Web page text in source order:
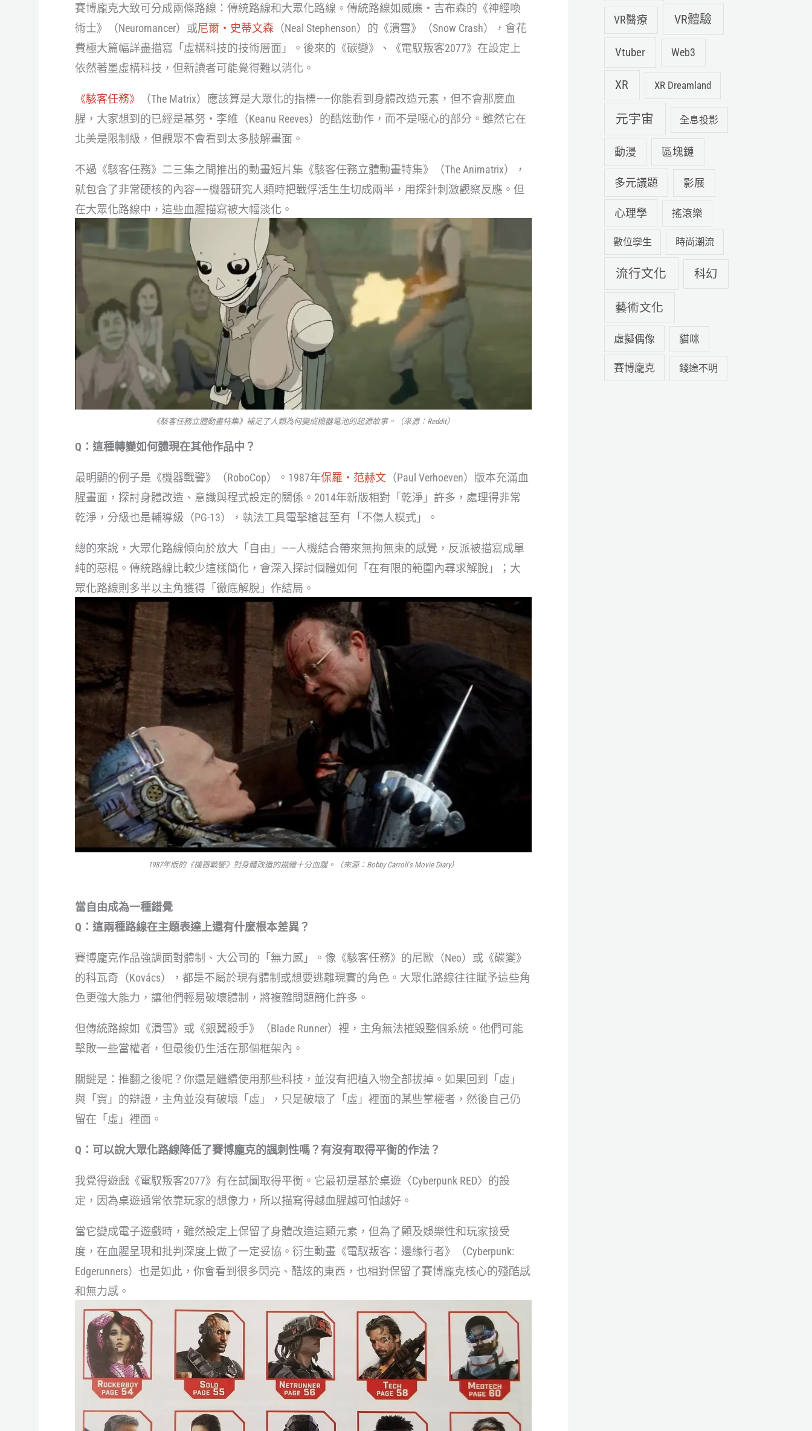
賽博龐克大致可分成兩條路線：傳統路線和大眾化路線。傳統路線如威廉・吉布森的《神經喚
術士》（Neuromancer）或尼爾・史蒂文森 （Neal Stephenson）的《潰雪》（Snow Crash），會花
費極大篇幅詳盡描寫「虛構科技的技術層面」。後來的《碳變》、《電馭叛客2077》在設定上
依然著墨虛構科技，但新讀者可能覺得難以消化。
《駭客任務》
（The Matrix）應該算是大眾化的指標——你能看到身體改造元素，但不會那麼血
腥，大家想到的已經是基努・李維（Keanu Reeves）的酷炫動作，而不是噁心的部分。雖然它在
北美是限制級，但觀眾不會看到太多肢解畫面。
不過《駭客任務》二三集之間推出的動畫短片集《駭客任務立體動畫特集》（The Animatrix），
就包含了非常硬核的內容——機器研究人類時把戰俘活生生切成兩半，用探針刺激觀察反應。但
在大眾化路線中，這些血腥描寫被大幅淡化。
《駭客任務立體動畫特集》補足了人類為何變成機器電池的起源故事。（來源：Reddit）
Q：這種轉變如何體現在其他作品中？
最明顯的例子是《機器戰警》（RoboCop）。1987年保羅・范赫文 （Paul Verhoeven）版本充滿血
腥畫面，探討身體改造、意識與程式設定的關係。2014年新版相對「乾淨」許多，處理得非常
乾淨，分級也是輔導級（PG-13），執法工具電擊槍甚至有「不傷人模式」。
總的來說，大眾化路線傾向於放大「自由」——人機結合帶來無拘無束的感覺，反派被描寫成單
純的惡棍。傳統路線比較少這樣簡化，會深入探討個體如何「在有限的範圍內尋求解脫」；大
眾化路線則多半以主角獲得「徹底解脫」作結局。
1987年版的《機器戰警》對身體改造的描繪十分血腥。（來源：Bobby Carroll’s Movie Diary）
當自由成為一種錯覺
Q：這兩種路線在主題表達上還有什麼根本差異？
賽博龐克作品強調面對體制、大公司的「無力感」。像《駭客任務》的尼歐（Neo）或《碳變》
的科瓦奇（Kovács），都是不屬於現有體制或想要逃離現實的角色。大眾化路線往往賦予這些角
色更強大能力，讓他們輕易破壞體制，將複雜問題簡化許多。
但傳統路線如《潰雪》或《銀翼殺手》（Blade Runner）裡，主角無法摧毀整個系統。他們可能
擊敗一些當權者，但最後仍生活在那個框架內。
關鍵是：推翻之後呢？你還是繼續使用那些科技，並沒有把植入物全部拔掉。如果回到「虛」
與「實」的辯證，主角並沒有破壞「虛」，只是破壞了「虛」裡面的某些掌權者，然後自己仍
留在「虛」裡面。
Q：可以說大眾化路線降低了賽博龐克的諷刺性嗎？有沒有取得平衡的作法？
我覺得遊戲《電馭叛客2077》有在試圖取得平衡。它最初是基於桌遊〈Cyberpunk RED〉的設
定，因為桌遊通常依靠玩家的想像力，所以描寫得越血腥越可怕越好。
當它變成電子遊戲時，雖然設定上保留了身體改造這類元素，但為了顧及娛樂性和玩家接受
度，在血腥呈現和批判深度上做了一定妥協。衍生動畫《電馭叛客：邊緣行者》（Cyberpunk:
Edgerunners）也是如此，你會看到很多閃亮、酷炫的東西，也相對保留了賽博龐克核心的殘酷感
和無力感。
VR醫療 VR體驗
Vtuber Web3
XR XR Dreamland
元宇宙 全息投影
動漫 區塊鏈
多元議題 影展
心理學 搖滾樂
數位孿生 時尚潮流
流行文化 科幻
藝術文化
虛擬偶像 貓咪
賽博龐克 錢途不明